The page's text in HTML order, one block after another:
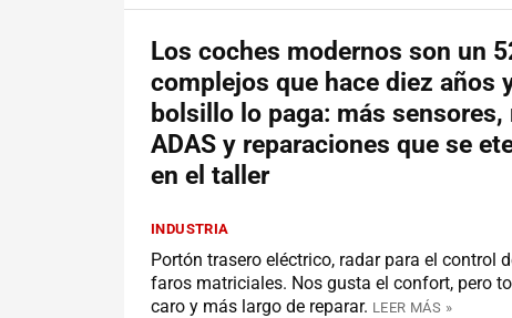
Los coches modernos son un
complejos que hace diez años
bolsillo lo paga: más sensores,
ADAS y reparaciones que se
en el taller
INDUSTRIA
Portón trasero eléctrico, radar para el control
faros matriciales. Nos gusta el confort, pero
caro y más largo de reparar. LEER MÁS »